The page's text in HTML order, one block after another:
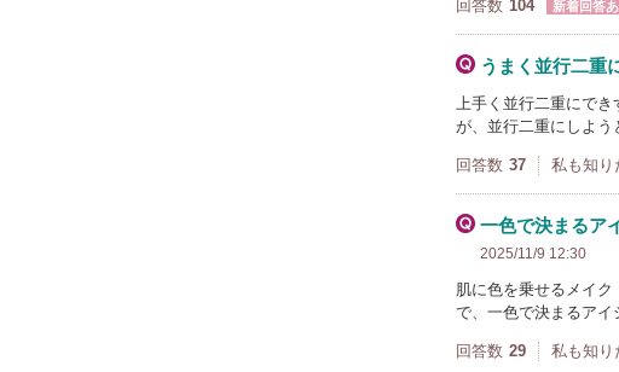
回答数 104 新着回答
うまく並行二重
上手く並行二重にで
が、並行二重にしよう
回答数 37 私も知り
一色で決まるア
2025/11/9 12:30
肌に色を乗せるメイ
で、一色で決まるアイ
回答数 29 私も知り